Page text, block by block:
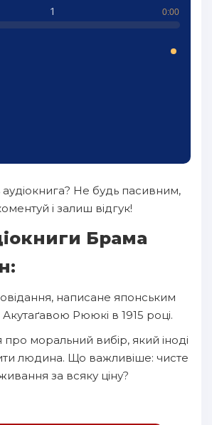
1 0:00
Не будь пасивним,
і залиш відгук!
Брама
написане японським
Рююкі в 1915 році.
про моральний вибір, який іноді
людина. Що важливіше: чисте
за всяку ціну?